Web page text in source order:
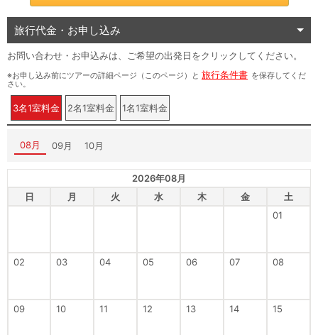
旅行代金・お申し込み
お問い合わせ・お申込みは、ご希望の出発日をクリックしてください。
※お申し込み前にツアーの詳細ページ（このページ）と 旅行条件書 を保存してくだ
さい。
3名1室料金 2名1室料金 1名1室料金
08月 09月 10月
2026年08月
日
月 火 水 木 金
土
01
02 03 04 05 06 07 08
09 10 11 12 13 14 15